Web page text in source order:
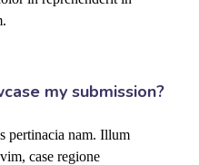
my submission?
pertinacia nam. Illum
case regione